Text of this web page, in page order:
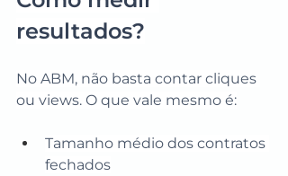
resultados?
No ABM, não basta contar cliques
ou views. O que vale mesmo é:
Tamanho médio dos contratos
fechados